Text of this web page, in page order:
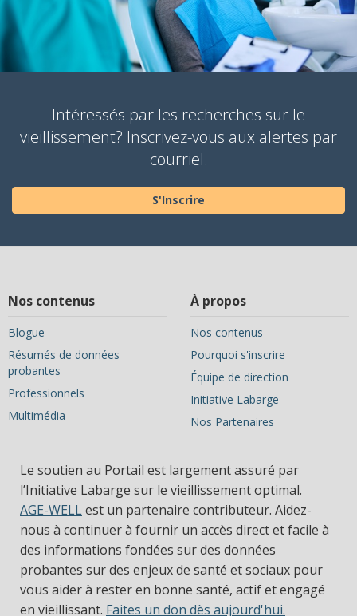
Intéressés par les recherches sur le
vieillissement? Inscrivez-vous aux alertes par
courriel.
S'Inscrire
Nos contenus
Blogue
Résumés de données
probantes
Professionnels
Multimédia
À propos
Nos contenus
Pourquoi s'inscrire
Équipe de direction
Initiative Labarge
Nos Partenaires
Le soutien au Portail est largement assuré par
l’Initiative Labarge sur le vieillissement optimal.
AGE-WELLest un partenaire contributeur. Aidez-
nous à continuer à fournir un accès direct et facile à
des informations fondées sur des données
probantes sur des enjeux de santé et sociaux pour
vous aider à rester en bonne santé, actif et engagé
en vieillissant. Faites un don dès aujourd'hui.